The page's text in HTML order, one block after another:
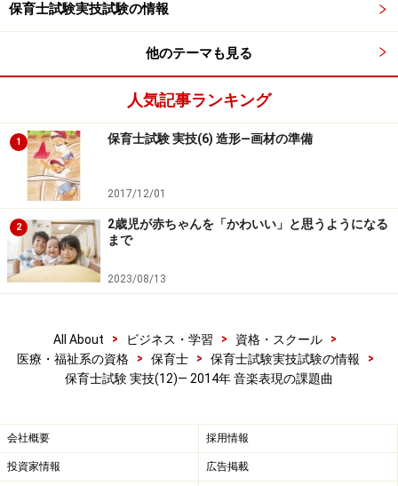
ひとつめの『正確さ』については、歌詞を正しく歌うこ
と、メロディやリズムを正しく歌うことということにな
メロディと歌詞を正確に覚えるために、自分でピアノで
弾いてみることはもちろんのこと、まずは既成の音源に
合わせて歌う練習をしてみるのも効果的です。過去の記
事でも紹介した
ので、ぜひ活用してみましょう。
おつかいありさん・試聴
おへそ・試聴
ふたつめの『豊かな表情』については、ゆかいでかわい
とになります。一言でいえば『 笑顔で 』ということにな
るでしょう。緊張のために無表情になりがちですが、緊
それでは、それぞれの曲についてポイントを解説しま
保育士試験実技試験の情報
他のテーマも見る
人気記事ランキング
1 保育士試験 実技(6) 造形―画材の準備
2017/12/01
2
2歳児が赤ちゃんを「かわいい」と思うようになる
まで
2023/08/13
All About > ビジネス・学習 > 資格・スクール
>
医療・福祉系の資格
> 保育士 > 保育士試験実技試験の情報
>
保育士試験 実技(12)― 2014年 音楽表現の課題曲
会社概要 採用情報
投資家情報 広告掲載